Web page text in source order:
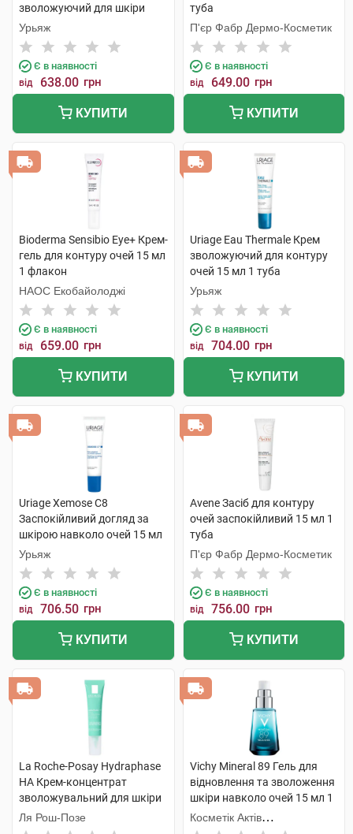
зволожуючий для шкіри
навколо очей 15 мл 1 туба
Урьяж
Є в наявності
від 638.00 грн
КУПИТИ
туба
П'єр Фабр Дермо-Косметик
Є в наявності
від 649.00 грн
КУПИТИ
Bioderma Sensibio Eye+ Крем-
гель для контуру очей 15 мл
1 флакон
НАОС Екобайолоджі
Є в наявності
від 659.00 грн
КУПИТИ
Uriage Eau Thermale Крем
зволожуючий для контуру
очей 15 мл 1 туба
Урьяж
Є в наявності
від 704.00 грн
КУПИТИ
Uriage Xemose C8
Заспокійливий догляд за
шкірою навколо очей 15 мл
1 туба
Урьяж
Є в наявності
від 706.50 грн
КУПИТИ
Avene Засіб для контуру
очей заспокійливий 15 мл 1
туба
П'єр Фабр Дермо-Косметик
Є в наявності
від 756.00 грн
КУПИТИ
La Roche-Posay Hydraphase
HA Крем-концентрат
зволожувальний для шкіри
навколо очей 15 мл 1 туба
Ля Рош-Позе
Vichy Mineral 89 Гель для
відновлення та зволоження
шкіри навколо очей 15 мл 1
флакон
Косметік Актів